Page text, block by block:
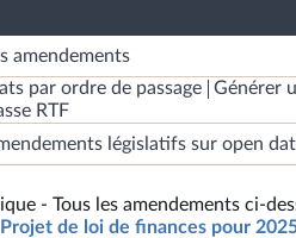
amendements
par ordre de passage
Générer
RTF
législatifs sur open
- Tous les amendements ci-
Projet de loi de finances pour